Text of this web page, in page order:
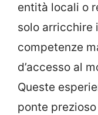
entità locali o
solo arricchire
competenze
d’accesso al
Queste
ponte